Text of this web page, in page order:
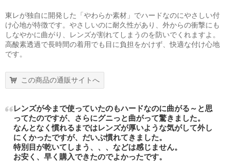
東レが独自に開発した「やわらか素材」でハードなのにやさしい付
け心地が特徴です。やさしいのに耐久性があり、外からの衝撃にも
しなやかに曲がり、レンズが割れてしまうのを防いでくれますよ。
高酸素透過で長時間の着用でも目に負担をかけず、快適な付け心地
です。
この商品の通販サイトへ
レンズが今まで使っていたのもハードなのに曲がる～と思
ってたのですが、さらにグニっと曲がって驚きました。
なんとなく慣れるまではレンズが厚いような気がして外し
にくかったですが、だいぶ慣れてきました。
特別目が乾いてしまう、、、などは感じません。
お安く、早く購入できたのでよかったです。